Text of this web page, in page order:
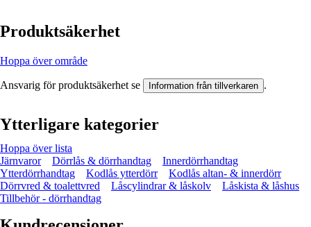
Produktsäkerhet
Hoppa över område
Ansvarig för produktsäkerhet se Information från tillverkaren .
Ytterligare kategorier
Hoppa över lista
Järnvaror
Dörrlås & dörrhandtag
Innerdörrhandtag
Ytterdörrhandtag
Kodlås ytterdörr
Kodlås altan- & innerdörr
Dörrvred & toalettvred
Låscylindrar & låskolv
Låskista & låshus
Tillbehör - dörrhandtag